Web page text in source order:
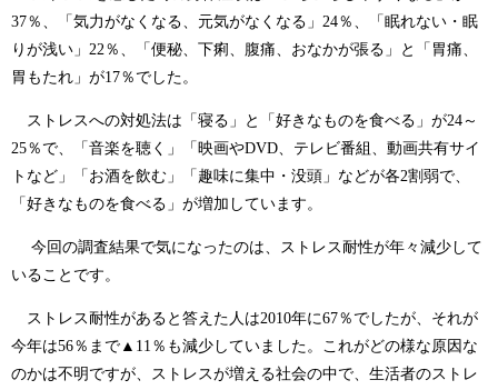
37％、「気力がなくなる、元気がなくなる」24％、「眠れない・眠
りが浅い」22％、「便秘、下痢、腹痛、おなかが張る」と「胃痛、
胃もたれ」が17％でした。
ストレスへの対処法は「寝る」と「好きなものを食べる」が24～
25％で、「音楽を聴く」「映画やDVD、テレビ番組、動画共有サイ
トなど」「お酒を飲む」「趣味に集中・没頭」などが各2割弱で、
「好きなものを食べる」が増加しています。
今回の調査結果で気になったのは、ストレス耐性が年々減少して
いることです。
ストレス耐性があると答えた人は2010年に67％でしたが、それが
今年は56％まで▲11％も減少していました。これがどの様な原因な
のかは不明ですが、ストレスが増える社会の中で、生活者のストレ